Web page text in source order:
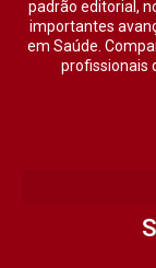
padrão editorial,
importantes
em Saúde.
profissionais